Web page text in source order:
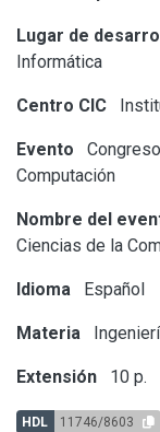
Lugar de
Informática
Centro CIC
Evento
Computación
Nombre del
Ciencias de la
Idioma Español
Materia
Extensión 10 p.
HDL 11746/8603